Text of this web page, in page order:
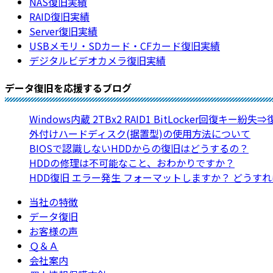
RAID復旧実績
Server復旧実績
USBメモリ・SDカード・CFカード復旧実績
デジタルビデオカメラ復旧実績
データ復旧を応援するブログ
Windows内蔵 2TBx2 RAID1 BitLocker回復キー紛失⇒
外付けハードディスク(据置型)の使用方法について
BIOSで認識しないHDDからの復旧はどうするの？
HDDの修理は不可能なこと、おわかりですか？
HDD復旧 エラー発生 フォーマットしますか？ どうす
当社の特徴
データ復旧
お客様の声
Ｑ＆Ａ
会社案内